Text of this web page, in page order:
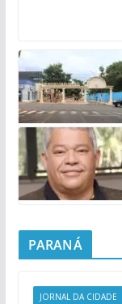
PARANÁ
JORNAL DA CIDADE